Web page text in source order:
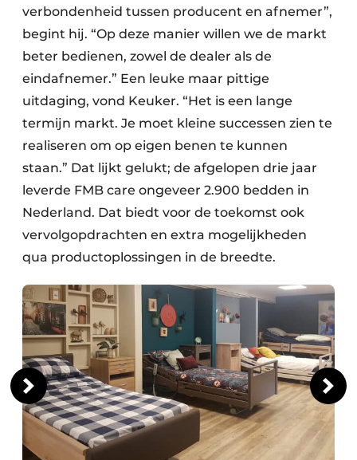
verbondenheid tussen producent en afnemer”,
begint hij. “Op deze manier willen we de markt
beter bedienen, zowel de dealer als de
eindafnemer.” Een leuke maar pittige
uitdaging, vond Keuker. “Het is een lange
termijn markt. Je moet kleine successen zien te
realiseren om op eigen benen te kunnen
staan.” Dat lijkt gelukt; de afgelopen drie jaar
leverde FMB care ongeveer 2.900 bedden in
Nederland. Dat biedt voor de toekomst ook
vervolgopdrachten en extra mogelijkheden
qua productoplossingen in de breedte.